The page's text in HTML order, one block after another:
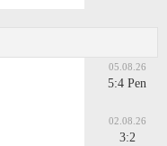
05.08.26
5:4 Pen
02.08.26
3:2